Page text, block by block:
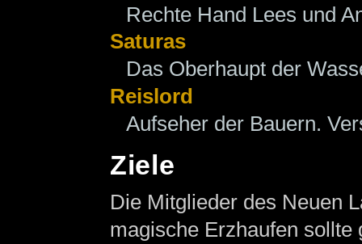
Rechte Hand Lees und
Saturas
Das Oberhaupt der
Reislord
Aufseher der Bauern.
Ziele
Die Mitglieder des Neuen
magische Erzhaufen